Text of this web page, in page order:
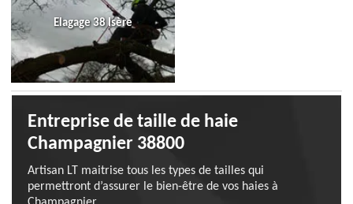
Elagage 38 Isère
Entreprise de taille de haie
Champagnier 38800
Artisan LT maitrise tous les types de tailles qui
permettront d’assurer le bien-être de vos haies à